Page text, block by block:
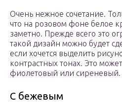
Очень нежное сочетание.
что на розовом фоне белое
заметно. Прежде всего это
такой дизайн можно будет
если хочется выделить
контрастных тонах. Это
фиолетовый или сиреневый.
С бежевым